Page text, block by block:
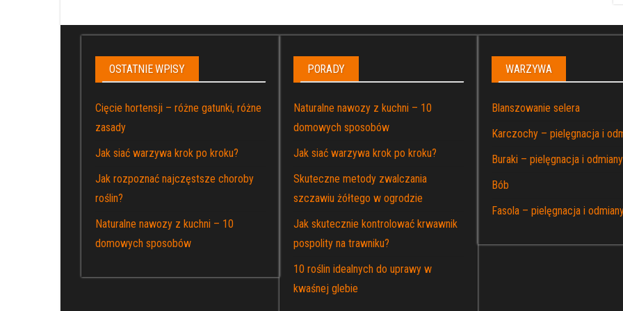
OSTATNIE WPISY
Cięcie hortensji – różne gatunki, różne
zasady
Jak siać warzywa krok po kroku?
Jak rozpoznać najczęstsze choroby
roślin?
Naturalne nawozy z kuchni – 10
domowych sposobów
PORADY
Naturalne nawozy z kuchni – 10
domowych sposobów
Jak siać warzywa krok po kroku?
Skuteczne metody zwalczania
szczawiu żółtego w ogrodzie
Jak skutecznie kontrolować krwawnik
pospolity na trawniku?
10 roślin idealnych do uprawy w
kwaśnej glebie
WARZYWA
Blanszowanie selera
Karczochy – pielęgnacja i
Buraki – pielęgnacja i odmiany
Bób
Fasola – pielęgnacja i